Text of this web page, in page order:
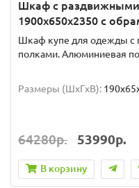
Шкаф с раздвижными
1900x650x2350 с
Шкаф купе для одежды с
полками. Алюминиевая
Размеры (ШxГxВ):
64280р. 53990р.
В корзину